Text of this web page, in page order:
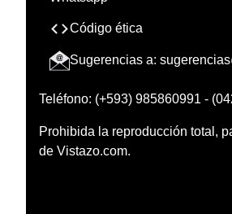
Código ética
Sugerencias a:
Teléfono: (+593) 985860991 -
Prohibida la reproducción total,
de Vistazo.com.